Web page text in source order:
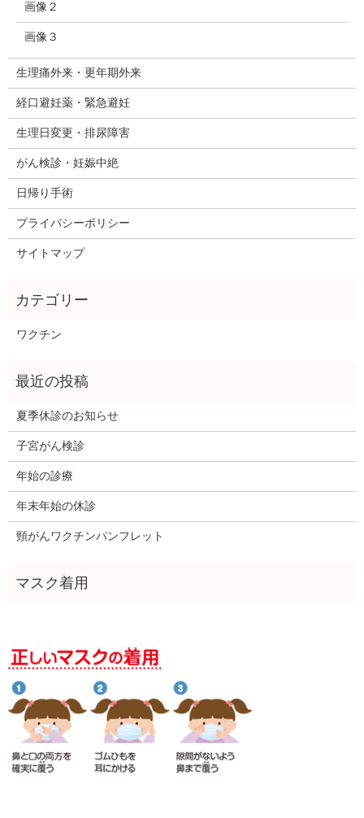
画像２
画像３
生理痛外来・更年期外来
経口避妊薬・緊急避妊
生理日変更・排尿障害
がん検診・妊娠中絶
日帰り手術
プライバシーポリシー
サイトマップ
ワクチン
夏季休診のお知らせ
子宮がん検診
年始の診療
年末年始の休診
頸がんワクチンパンフレット